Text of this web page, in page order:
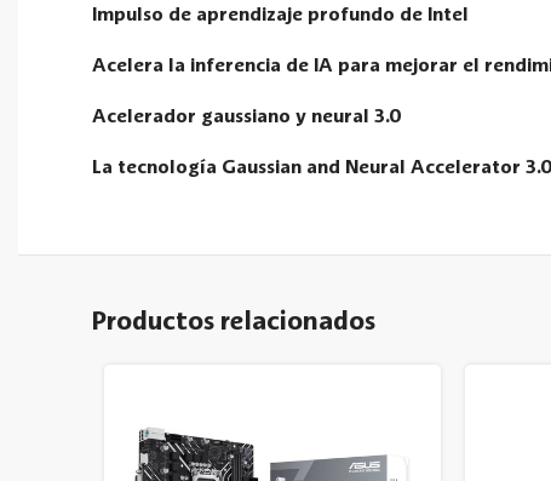
Impulso de aprendizaje profundo de Intel
Acelera la inferencia de IA para mejorar el
Acelerador gaussiano y neural 3.0
La tecnología Gaussian and Neural Accelerator
Productos relacionados